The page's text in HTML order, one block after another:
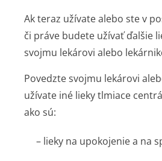
Ak teraz užívate alebo ste v
či práve budete užívať ďalšie
svojmu lekárovi alebo
Povedzte svojmu lekárovi
užívate iné lieky tlmiace
ako sú:
– lieky na upokojenie a na